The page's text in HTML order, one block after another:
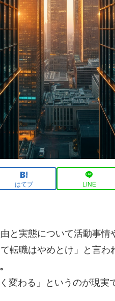
はてブ LINE
と実態について活動事
転職はやめとけ」と言わ
変わる」というのが現実